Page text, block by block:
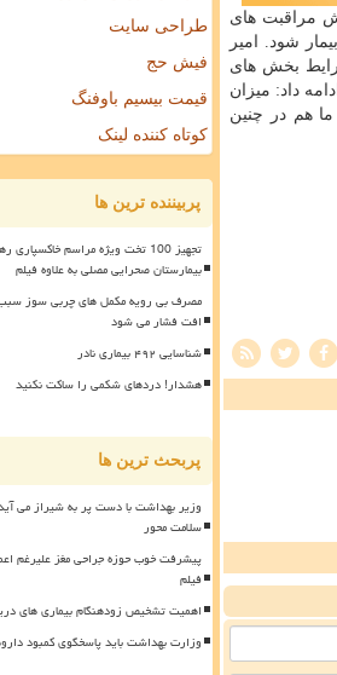
مراقبت های
شود. امیر
بخش های
داد: میزان
ما هم در چنین
طراحی سایت
فیش حج
قیمت بیسیم باوفنگ
کوتاه کننده لینک
پربیننده ترین ها
تجهیز 100 تخت ویژه مراسم
بیمارستان صحرایی مصلی به علاوه فیلم
مصرف بی رویه مکمل های چربی سوز
افت فشار می شود
شناسایی ۴۹۲ بیماری نادر
هشدار! دردهای شکمی را ساکت نکنید
پربحث ترین ها
وزیر بهداشت با دست پر به شیراز می
سلامت محور
پیشرفت خوب حوزه جراحی مغز علیرغم
فیلم
اهمیت تشخیص زودهنگام بیماری های
وزارت بهداشت باید پاسخگوی کمبود